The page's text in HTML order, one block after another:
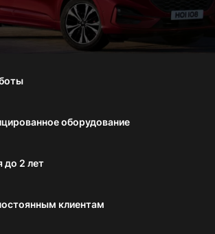
оборудование
до 2 лет
клиентам